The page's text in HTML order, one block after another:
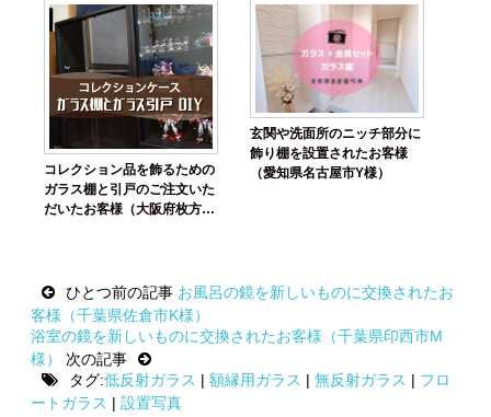
県角田市S様）
コレクション品を飾るための
ガラス棚と引戸のご注文いた
だいたお客様（大阪府枚方市
玄関や洗面所のニッチ部分に
飾り棚を設置されたお客様
（愛知県名古屋市Y様）
navigationひとつ前の記事お風呂の鏡を新しいものに交換されたお
客様（千葉県佐倉市K様）
浴室の鏡を新しいものに交換されたお客様（千葉県印西市M
様） 次の記事
タグ:低反射ガラス | 額縁用ガラス | 無反射ガラス | フロ
ートガラス | 設置写真